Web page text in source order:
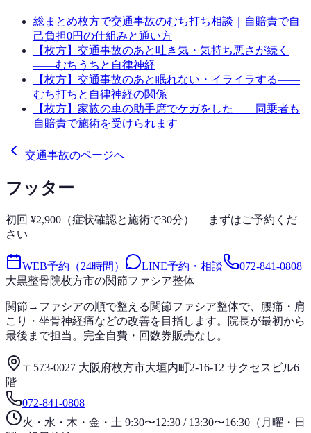
総まとめ枚方で交通事故のむち打ち相談｜自賠責で自
己負担0円の仕組みと通い方
【枚方】交通事故のあと吐き気・気持ち悪さが続く
——むちうちと自律神経
【枚方】交通事故のあと眠れない・イライラする——
むち打ちと自律神経の関係
【枚方】家族の車の助手席でケガをした——同乗者も
自賠責で施術を受けられます
交通事故のページへ
フッター
初回 ¥2,900（症状確認と施術で30分）— まずはご予約くだ
さい
WEB予約（24時間） LINE予約・相談
072-841-0808
大黒整骨院枚方市の関節ファシア整体
関節→ファシアの順で整える関節ファシア整体で、腰痛・肩
こり・坐骨神経痛などの改善を目指します。院長が最初から
最後まで担当。完全自費・回数券販売なし。
〒573-0027 大阪府枚方市大垣内町2-16-12 サクセスビル6
階
072-841-0808
火・水・木・金・土 9:30〜12:30 / 13:30〜16:30（月曜・日